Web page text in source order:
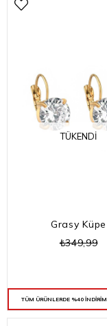
TÜKENDI
Grasy Küpe
₺349,99
TÜM ÜRÜNLERDE %40 İNDİRİM